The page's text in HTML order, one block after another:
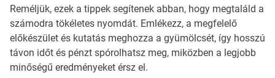
Reméljük, ezek a tippek segítenek abban, hogy megtaláld a
számodra tökéletes nyomdát. Emlékezz, a megfelelő
előkészület és kutatás meghozza a gyümölcsét, így hosszú
távon időt és pénzt spórolhatsz meg, miközben a legjobb
minőségű eredményeket érsz el.